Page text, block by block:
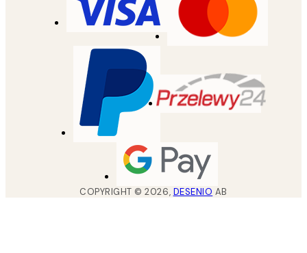
COPYRIGHT ©2026, DESENIO AB